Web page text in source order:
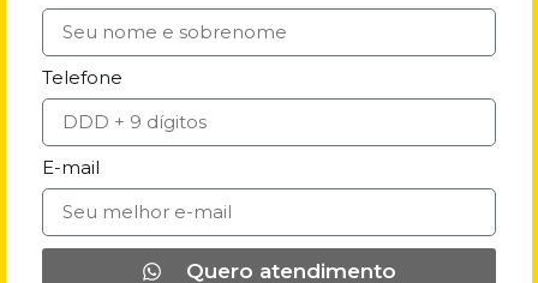
Telefone
E-mail
Quero atendimento